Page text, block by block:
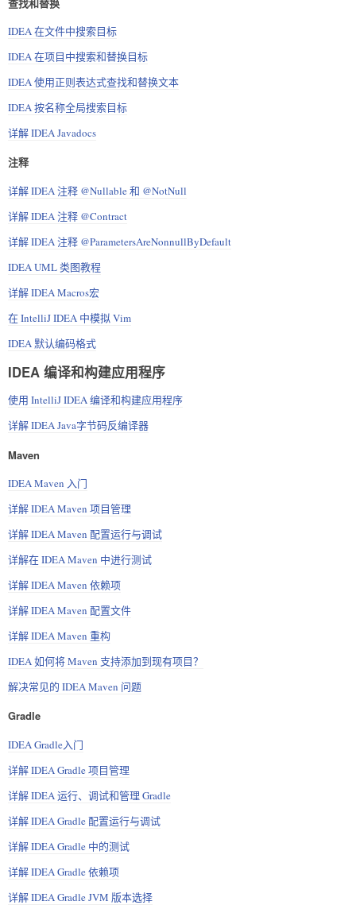
IDEA 在文件中搜索目标
IDEA 在项目中搜索和替换目标
IDEA 使用正则表达式查找和替换文本
IDEA 按名称全局搜索目标
详解 IDEA Javadocs
注释
详解 IDEA 注释 @Nullable 和 @NotNull
详解 IDEA 注释 @Contract
详解 IDEA 注释 @ParametersAreNonnullByDefault
IDEA UML 类图 教程
详解 IDEA Macros宏
在 IntelliJ IDEA 中模拟 Vim
IDEA 默认编码格式
IDEA 编译和构建应用程序
使用 IntelliJ IDEA 编译和构建应用程序
详解 IDEA Java字节码反编译器
Maven
IDEA Maven 入门
详解 IDEA Maven 项目管理
详解 IDEA Maven 配置运行与调试
详解在 IDEA Maven 中进行测试
详解 IDEA Maven 依赖项
详解 IDEA Maven 配置文件
详解 IDEA Maven 重构
IDEA 如何将 Maven 支持添加到现有项目？
解决常见的 IDEA Maven 问题
Gradle
IDEA Gradle入门
详解 IDEA Gradle 项目管理
详解 IDEA 运行、调试和管理 Gradle
详解 IDEA Gradle 配置运行与调试
详解 IDEA Gradle 中的测试
详解 IDEA Gradle 依赖项
详解 IDEA Gradle JVM 版本选择